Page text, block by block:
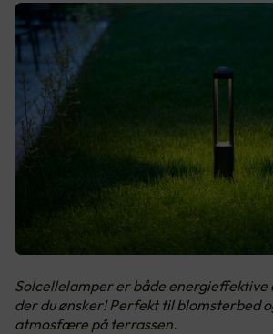
Solcellelamper er både energieffektive
der du ønsker! Perfekt til blomsterbed
atmosfære på terrassen.